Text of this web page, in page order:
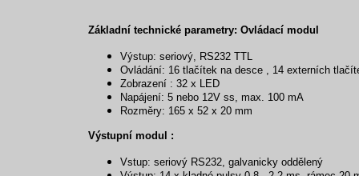
Základní technické parametry: Ovládací modul
Výstup: seriový, RS232 TTL
Ovládání: 16 tlačítek na desce , 14 externích
Zobrazení : 32 x LED
Napájení: 5 nebo 12V ss, max. 100 mA
Rozměry: 165 x 52 x 20 mm
Výstupní modul :
Vstup: seriový RS232, galvanicky oddělený